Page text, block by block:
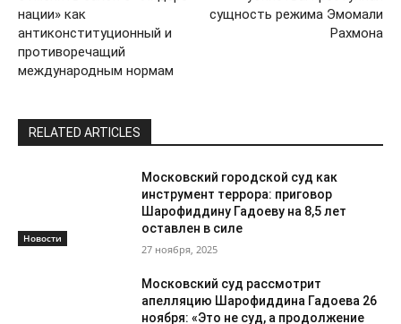
нации» как
антиконституционный и
противоречащий
международным нормам
сущность режима Эмомали
Рахмона
RELATED ARTICLES
Новости
Московский городской суд как
инструмент террора: приговор
Шарофиддину Гадоеву на 8,5 лет
оставлен в силе
27 ноября, 2025
Московский суд рассмотрит
апелляцию Шарофиддина Гадоева 26
ноября: «Это не суд, а продолжение